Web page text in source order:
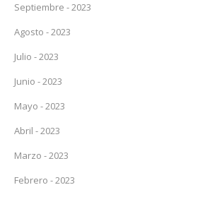
Septiembre - 2023
Agosto - 2023
Julio - 2023
Junio - 2023
Mayo - 2023
Abril - 2023
Marzo - 2023
Febrero - 2023